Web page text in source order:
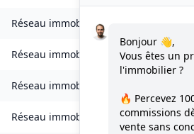
Réseau immobilierFourques
Réseau immobilier Fressac( 30170)
Réseau immobilier
Réseau immobilier Gailhan(30260)
Bonjour 👋,
Vous êtes un
l'immobilier ?
🔥 Percevez
commissions
vente sans